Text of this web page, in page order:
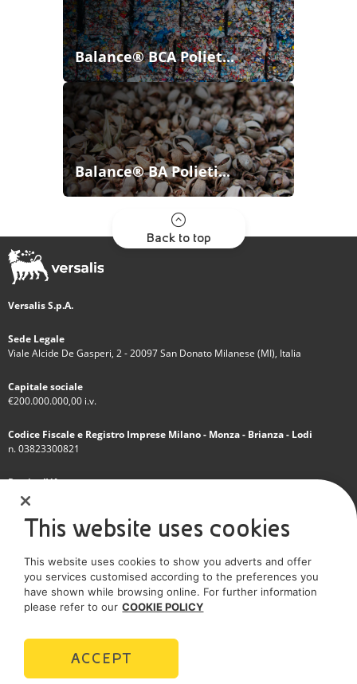
Balance® BCA Poliet...
Balance® BA Polieti...
Back to top
Versalis S.p.A.
Sede Legale
Viale Alcide De Gasperi, 2 - 20097 San Donato Milanese (MI), Italia
Capitale sociale
€200.000.000,00 i.v.
Codice Fiscale e Registro Imprese Milano - Monza - Brianza - Lodi
n. 03823300821
Partita IVA
IT 01768800748 - R.E.A. Milano n.1351279
Società soggetta all'attività di direzione e coordinamento dell'Eni S.p.A.
Società con unico socio
SOCIAL MEDIA
POLICIES
This website uses cookies
This website uses cookies to show you adverts and offer
you services customised according to the preferences you
have shown while browsing online. For further information
please refer to our COOKIE POLICY
ACCEPT